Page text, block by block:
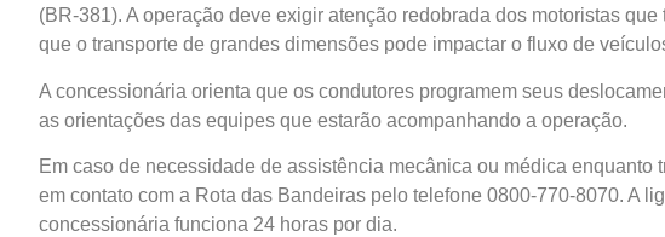
(BR-381). A operação deve exigir atenção redobrada dos motoristas
que o transporte de grandes dimensões pode impactar o fluxo de
A concessionária orienta que os condutores programem seus
as orientações das equipes que estarão acompanhando a operação.
Em caso de necessidade de assistência mecânica ou médica enquanto
em contato com a Rota das Bandeiras pelo telefone 0800-770-8070. A
concessionária funciona 24 horas por dia.